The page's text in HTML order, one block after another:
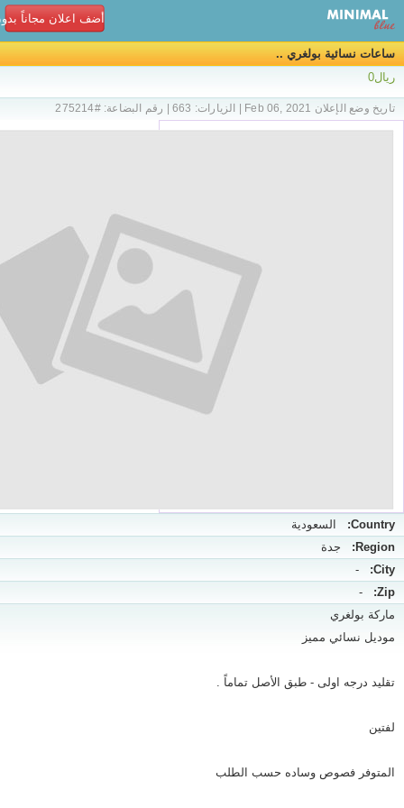
أضف اعلان مجاناً
ساعات نسائية بولغري ..
ريال0
تاريخ وضع الإعلان Feb 06, 2021 | الزيارات: 663 | رقم البضاعة: #275214
Country:
السعودية
Region:
جدة
City:
-
Zip:
-
ماركة بولغري
موديل نسائي مميز
تقليد درجه اولى - طبق الأصل تماماً .
لفتين
المتوفر فصوص وساده حسب الطلب